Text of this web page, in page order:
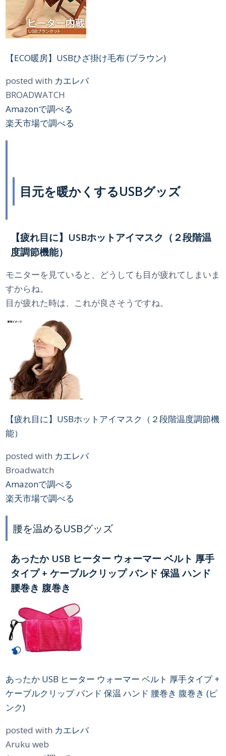
【ECO暖房】USBひざ掛け毛布 (ブラウン)
posted with カエレバ
BROADWATCH
Amazonで調べる
楽天市場で調べる
目元を暖かくするUSBグッズ
【疲れ目に】USBホットアイマスク（２段階温
度調節機能）
モニターを見ていると、どうしても目が疲れてしまいま
すからね。
目が疲れた時は、これが良さそうですね。
【疲れ目に】USBホットアイマスク（２段階温度調節機
能）
posted with カエレバ
Broadwatch
Amazonで調べる
楽天市場で調べる
腰を温めるUSBグッズ
あったか USB ヒーター ウォーマー ベルト 厚手
タイプ + ケーブルクリップ バンド 保温 ハンド
腰巻き 腹巻き
あったか USB ヒーター ウォーマー ベルト 厚手タイプ +
ケーブルクリップ バンド 保温 ハンド 腰巻き 腹巻き (ピ
ンク)
posted with カエレバ
Aruku web